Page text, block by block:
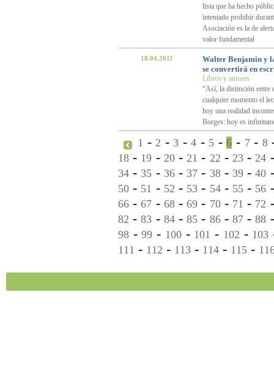
lista que ha hecho
intentado prohibir
Asociación es la de
valor fundamental
18.04.2011
Walter Benjamin y
se convertirá en
Libros y autores
“Así, la distinción entre
cualquier momento el
hoy una realidad
Borges: hoy es
1 -2 - 3 -4 - 5 - 6 - 7- 8
18 - 19 - 20-21 - 22 - 23-24
34 - 35 - 36- 37 - 38- 39-40
50 - 51 - 52 - 53 - 54- 55- 56
66 -67 - 68-69 - 70- 71 - 72
82 -83 - 84-85 - 86- 87-88
98 -99 - 100- 101 - 102 - 103
111 - 112 - 113 - 114 - 115 -